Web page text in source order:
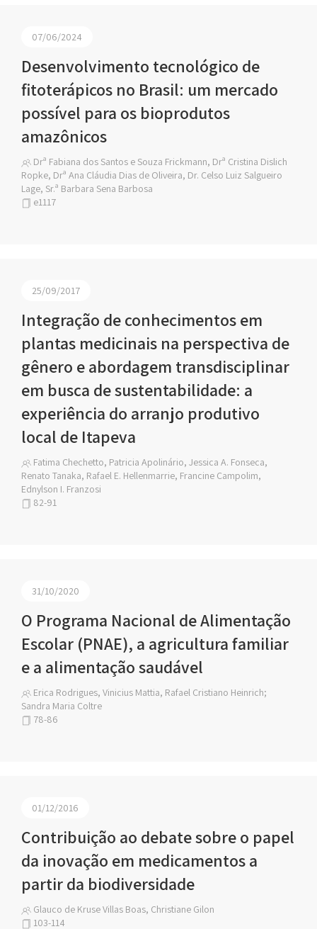
07/06/2024
Desenvolvimento tecnológico de
fitoterápicos no Brasil: um mercado
possível para os bioprodutos
amazônicos
Drª Fabiana dos Santos e Souza Frickmann, Drª Cristina Dislich
Ropke, Drª Ana Cláudia Dias de Oliveira, Dr. Celso Luiz Salgueiro
Lage, Sr.ª Barbara Sena Barbosa
e1117
25/09/2017
Integração de conhecimentos em
plantas medicinais na perspectiva de
gênero e abordagem transdisciplinar
em busca de sustentabilidade: a
experiência do arranjo produtivo
local de Itapeva
Fatima Chechetto, Patricia Apolinário, Jessica A. Fonseca,
Renato Tanaka, Rafael E. Hellenmarrie, Francine Campolim,
Ednylson I. Franzosi
82-91
31/10/2020
O Programa Nacional de Alimentação
Escolar (PNAE), a agricultura familiar
e a alimentação saudável
Erica Rodrigues, Vinicius Mattia, Rafael Cristiano Heinrich;
Sandra Maria Coltre
78-86
01/12/2016
Contribuição ao debate sobre o papel
da inovação em medicamentos a
partir da biodiversidade
Glauco de Kruse Villas Boas, Christiane Gilon
103-114